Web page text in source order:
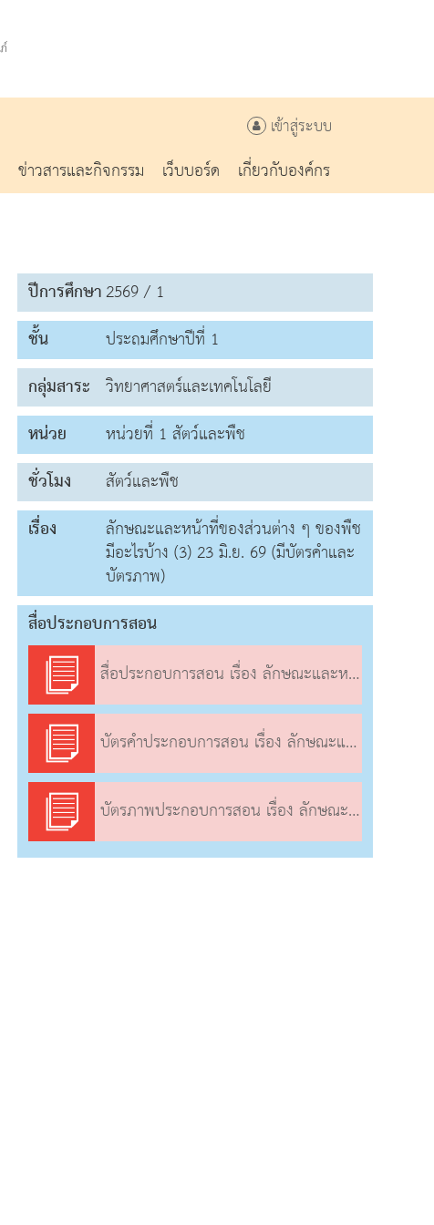
เข้าสู่ระบบ
ข่าวสารและกิจกรรม เว็บบอร์ด
เกี่ยวกับองค์กร
ปีการศึกษา2569 / 1
ชั้น
ประถมศึกษาปีที่ 1
กลุ่มสาระ วิทยาศาสตร์และเทคโนโลยี
หน่วย
หน่วยที่ 1 สัตว์และพืช
ชั่วโมง
สัตว์และพืช
เรื่อง
ลักษณะและหน้าที่ของส่วนต่าง ๆ ของพืช
มีอะไรบ้าง (3) 23 มิ.ย. 69 (มีบัตรคำและ
บัตรภาพ)
สื่อประกอบการสอน
สื่อประกอบการสอน เรื่อง ลักษณะและหน้าที่ของส่วนต่าง ๆ ของพืชมีอะไรบ้าง (3)
บัตรคำประกอบการสอน เรื่อง ลักษณะและหน้าที่ของส่วนต่าง ๆ ของพืชมีอะไรบ้าง (3)
บัตรภาพประกอบการสอน เรื่อง ลักษณะและหน้าที่ของส่วนต่าง ๆ ของพืชมีอะไรบ้าง (3)